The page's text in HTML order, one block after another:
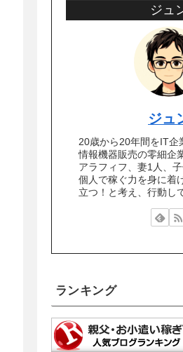
ジュ
ジュ
20歳から20年間をIT企
情報機器販売の零細企
アラフィフ、妻1人、子
個人で稼ぐ力を身に着
立つ！と考え、行動し
ランキング